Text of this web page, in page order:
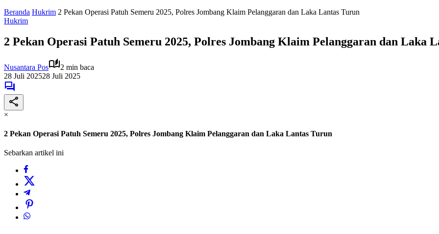
Beranda Hukrim 2 Pekan Operasi Patuh Semeru 2025, Polres Jombang Klaim Pelanggaran dan Laka Lantas Turun
Hukrim
2 Pekan Operasi Patuh Semeru 2025, Polres Jombang Klaim Pelanggaran dan Laka
Nusantara Pos
2 min baca
28 Juli 202528 Juli 2025
×
2 Pekan Operasi Patuh Semeru 2025, Polres Jombang Klaim Pelanggaran dan Laka Lantas Turun
Sebarkan artikel ini